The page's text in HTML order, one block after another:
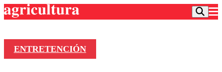
ENTRETENCIÓN